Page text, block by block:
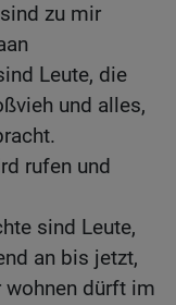
zu mir
Leute, die
und alles,
rufen und
sind Leute,
an bis jetzt,
wohnen dürft im